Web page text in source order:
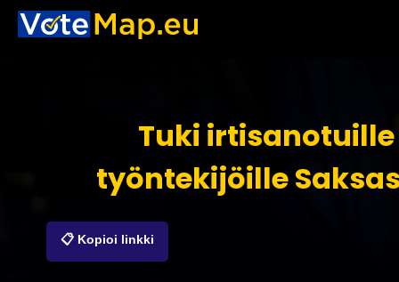
Tuki irtisanotuille
työntekijöille
📋 Kopioi linkki